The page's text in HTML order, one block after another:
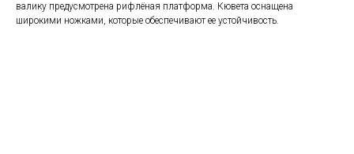
валику предусмотрена рифлёная платформа. Кювета оснащена
широкими ножками, которые обеспечивают ее устойчивость.